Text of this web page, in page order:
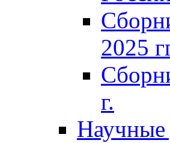
2025
г.